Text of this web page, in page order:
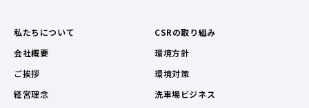
私たちについて
会社概要
ご挨拶
経営理念
CSRの取り組み
環境方針
環境対策
洗車場ビジネス